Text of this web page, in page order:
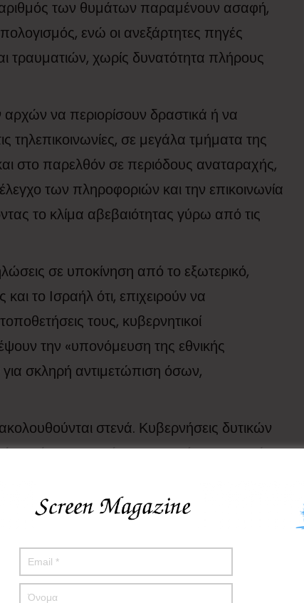
των θυμάτων παραμένουν ασαφή,
ενώ οι ανεξάρτητες πηγές
τραυματιών, χωρίς δυνατότητα πλήρους
να περιορίσουν δραστικά ή να
τηλεπικοινωνίες, σε μεγάλα τμήματα της
στο παρελθόν σε περιόδους αναταραχής,
των πληροφοριών και την επικοινωνία
το κλίμα αβεβαιότητας γύρω από τις
σε υποκίνηση από το εξωτερικό,
το Ισραήλ ότι, επιχειρούν να
τους, κυβερνητικοί
την «υπονόμευση της εθνικής
σκληρή αντιμετώπιση όσων,
στενά. Κυβερνήσεις δυτικών
έχουν εκφράσει ανησυχία για τη χρήση
αρχές να σεβαστούν τα θεμελιώδη
η έντονη ρητορική μεταξύ
η εσωτερική κρίση θα μπορούσε, να
φαίνεται, να έχουν εκτονωθεί πλήρως. Η